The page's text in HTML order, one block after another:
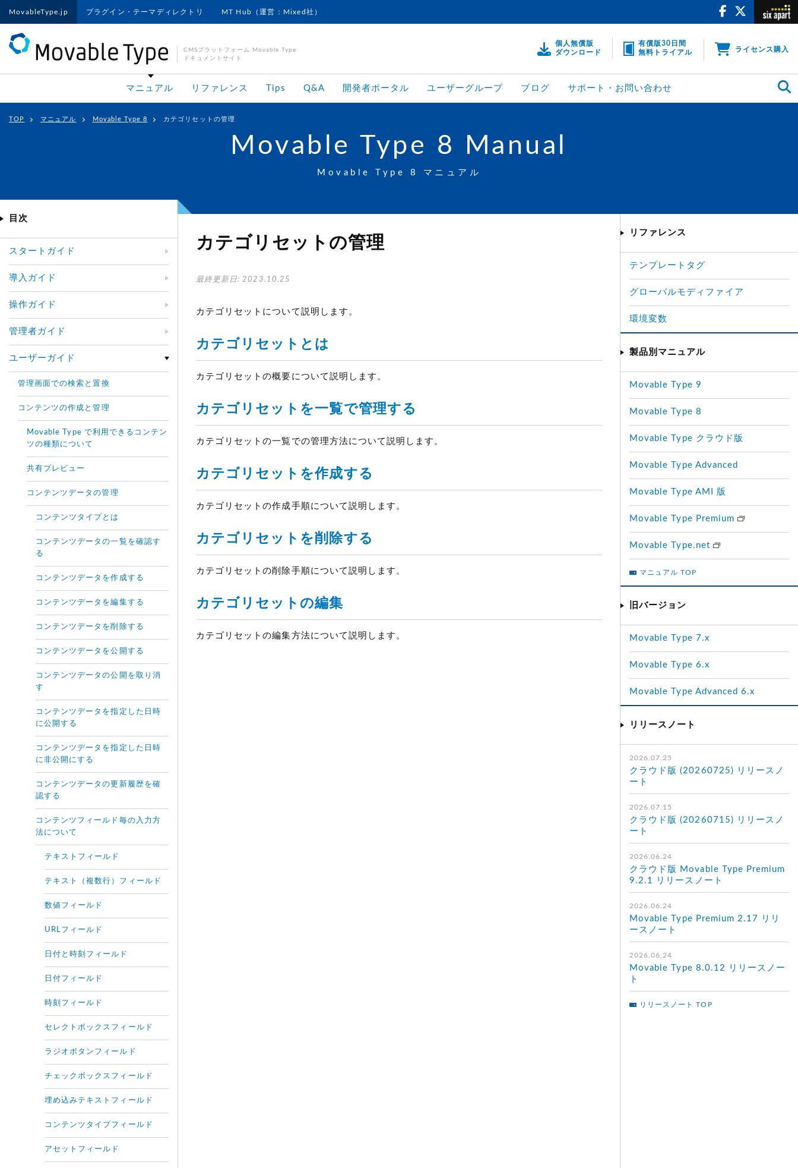
MovableType.jp プラグイン・テーマディレクトリ MT Hub（運営：Mixed社）
CMSプラットフォーム Movable Type
ドキュメントサイト
個人無償版
ダウンロード
有償版30日間
無料トライアル
ライセンス購入
マニュアル リファレンス Tips Q&A 開発者ポータル ユーザーグループ ブログ サポート・お問い合わせ
TOP マニュアル Movable Type 8 カテゴリセットの管理
Movable Type 8 Manual
Movable Type 8 マニュアル
カテゴリセットの管理
最終更新日: 2023.10.25
カテゴリセットについて説明します。
カテゴリセットとは
カテゴリセットの概要について説明します。
カテゴリセットを一覧で管理する
カテゴリセットの一覧での管理方法について説明します。
カテゴリセットを作成する
カテゴリセットの作成手順について説明します。
カテゴリセットを削除する
カテゴリセットの削除手順について説明します。
カテゴリセットの編集
カテゴリセットの編集方法について説明します。
目次
スタートガイド
導入ガイド
操作ガイド
管理者ガイド
ユーザーガイド
管理画面での検索と置換
コンテンツの作成と管理
Movable Type で利用できるコンテン
ツの種類について
共有プレビュー
コンテンツデータの管理
コンテンツタイプとは
コンテンツデータの一覧を確認す
る
コンテンツデータを作成する
コンテンツデータを編集する
コンテンツデータを削除する
コンテンツデータを公開する
コンテンツデータの公開を取り消
す
コンテンツデータを指定した日時
に公開する
コンテンツデータを指定した日時
に非公開にする
コンテンツデータの更新履歴を確
認する
コンテンツフィールド毎の入力方
法について
テキストフィールド
テキスト（複数行）フィールド
数値フィールド
URLフィールド
日付と時刻フィールド
日付フィールド
時刻フィールド
セレクトボックスフィールド
ラジオボタンフィールド
チェックボックスフィールド
埋め込みテキストフィールド
コンテンツタイプフィールド
アセットフィールド
リファレンス
テンプレートタグ
グローバルモディファイア
環境変数
製品別マニュアル
Movable Type 9
Movable Type 8
Movable Type クラウド版
Movable Type Advanced
Movable Type AMI 版
Movable Type Premium
Movable Type.net
マニュアル TOP
旧バージョン
Movable Type 7.x
Movable Type 6.x
Movable Type Advanced 6.x
リリースノート
2026.07.25
クラウド版 (20260725) リリースノ
ート
2026.07.15
クラウド版 (20260715) リリースノ
ート
2026.06.24
クラウド版 Movable Type Premium
9.2.1 リリースノート
2026.06.24
Movable Type Premium 2.17 リリ
ースノート
2026.06.24
Movable Type 8.0.12 リリースノー
ト
リリースノート TOP